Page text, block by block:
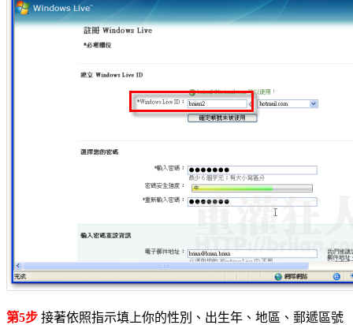
第5步 接著依照指示填上你的性別、出生年、地區、郵遞區號